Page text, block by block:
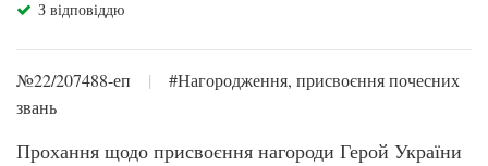
З відповіддю
№22/207488-еп |
#Нагородження, присвоєння почесних
звань
Прохання щодо присвоєння нагороди Герой України